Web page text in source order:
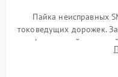
Пайка неисправных
токоведущих дорожек.
инфракрасной
BIOS или